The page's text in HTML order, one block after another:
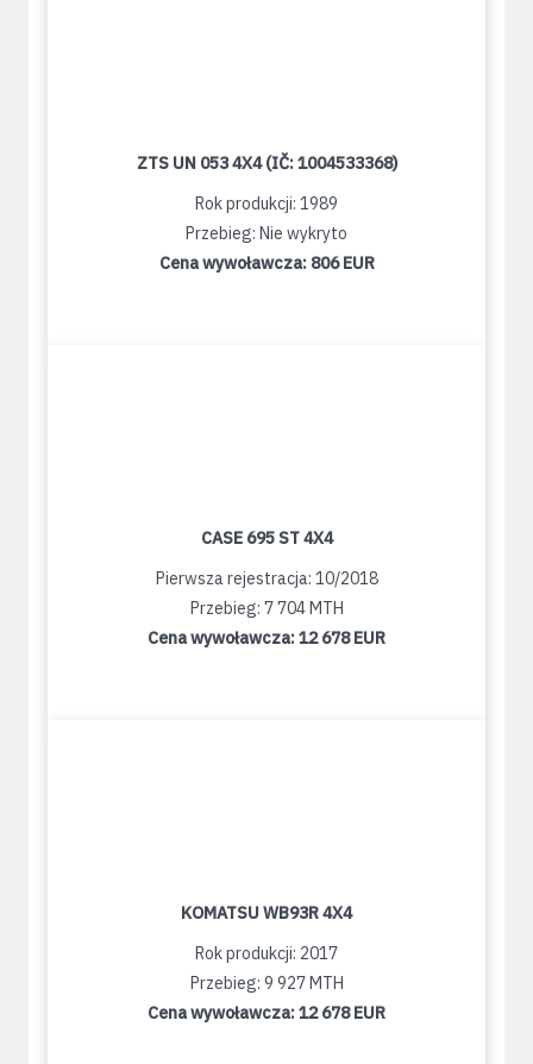
ZTS UN 053 4X4 (IČ: 1004533368)
Rok produkcji: 1989
Przebieg: Nie wykryto
Cena wywoławcza: 806 EUR
CASE 695 ST 4X4
Pierwsza rejestracja: 10/2018
Przebieg: 7 704 MTH
Cena wywoławcza:12 678 EUR
KOMATSU WB93R 4X4
Rok produkcji: 2017
Przebieg: 9 927 MTH
Cena wywoławcza:12 678 EUR